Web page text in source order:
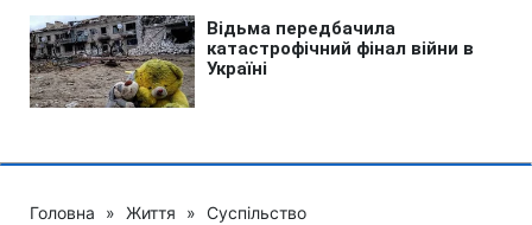
Головна » Життя » Суспільство